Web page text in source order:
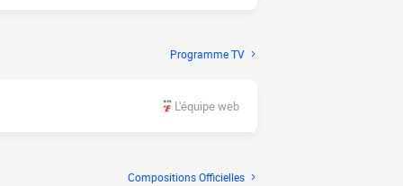
Programme TV
L'équipe web
Compositions Officielles